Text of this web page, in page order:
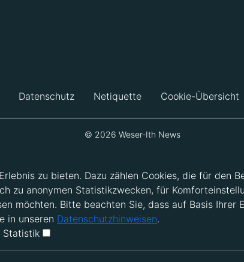
Datenschutz Netiquette Cookie-Übersicht
© 2026 Weser-Ith News
zu bieten. Dazu zählen Cookies, die für den
zu anonymen Statistikzwecken, für
möchten. Bitte beachten Sie, dass auf Basis
in unseren Datenschutzhinweisen.
Statistik